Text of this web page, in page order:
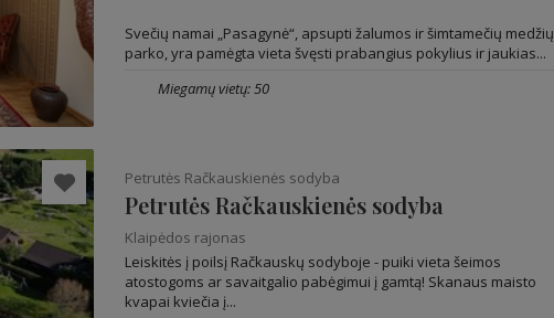
Svečių namai „Pasagynė“, apsupti žalumos ir šimtamečių medžių
parko, yra pamėgta vieta švęsti prabangius pokylius ir jaukias...
Miegamų vietų: 50
Petrutės Račkauskienės sodyba
Petrutės Račkauskienės sodyba
Klaipėdos rajonas
Leiskitės į poilsį Račkauskų sodyboje - puiki vieta šeimos
atostogoms ar savaitgalio pabėgimui į gamtą! Skanaus maisto
kvapai kviečia į...